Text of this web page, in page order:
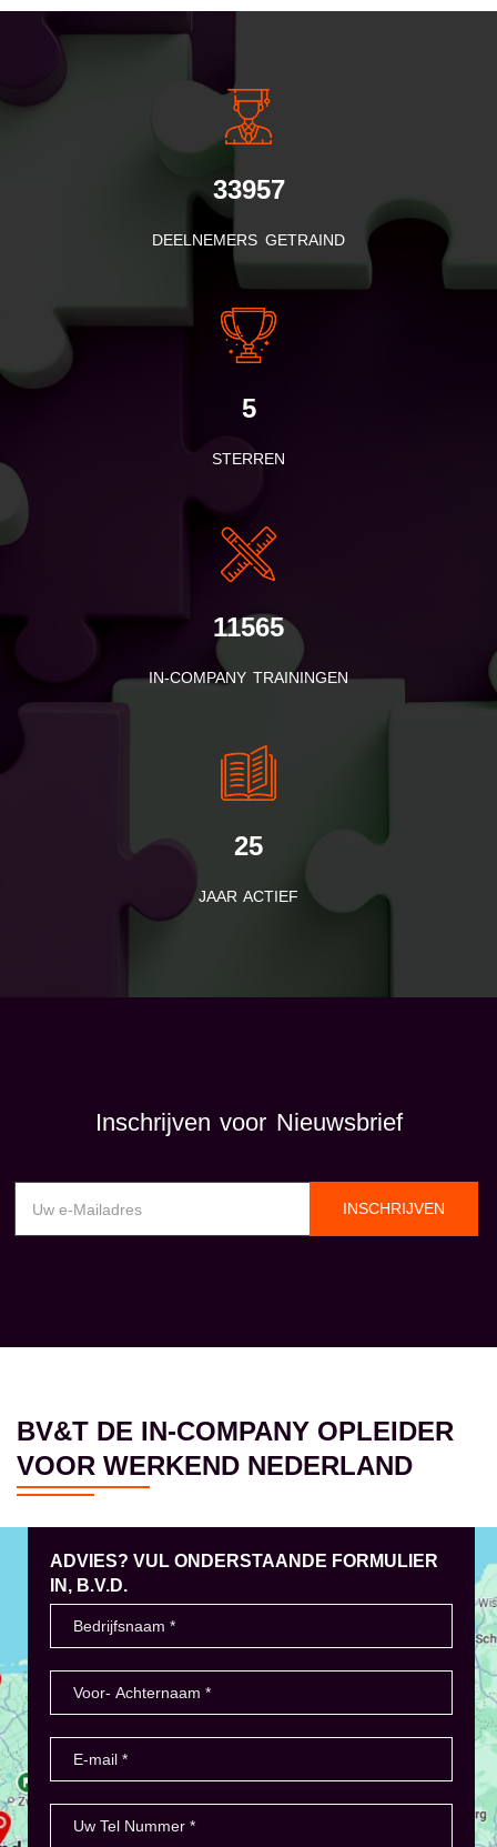
INSIDE INFORMATIE
33957
DEELNEMERS GETRAIND
5
STERREN
11565
IN-COMPANY TRAININGEN
25
JAAR ACTIEF
Inschrijven voor Nieuwsbrief
INSCHRIJVEN
BV&T DE IN-COMPANY OPLEIDER
VOOR WERKEND NEDERLAND
ADVIES? VUL ONDERSTAANDE FORMULIER
IN, B.V.D.